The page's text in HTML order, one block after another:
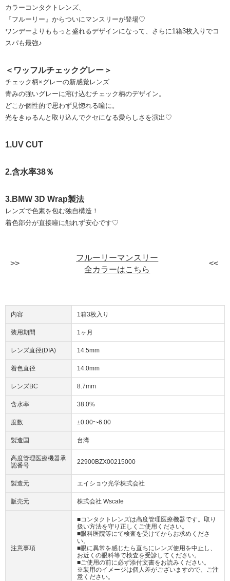
カラーコンタクトレンズ、
『フルーリー』からついにマンスリーが登場♡
ワンデーよりももっと盛れるデザインになって、さらに1箱3枚入りでコ
スパも最強♪
＜ワッフルチェックグレー＞
チェック柄×グレーの新感覚レンズ
⻘みの強いグレーに溶け込むチェック柄のデザイン。
どこか個性的で思わず見惚れる瞳に。
光をきゅるんと取り込んでクセになる愛らしさを演出♡
1.UV CUT
2.含水率38％
3.BMW 3D Wrap製法
レンズで色素を包む独自構造！
着色部分が直接瞳に触れず安心です♡
フルーリーマンスリー
全カラーはこちら
内容 1箱3枚入り
装用期間 1ヶ月
レンズ直径(DIA) 14.5mm
着色直径 14.0mm
レンズBC 8.7mm
含水率 38.0%
度数 ±0.00~-6.00
製造国 台湾
高度管理医療機器承
認番号
22900BZX00215000
製造元 エイショウ光学株式会社
販売元 株式会社 Wscale
注意事項
■コンタクトレンズは高度管理医療機器です。取り
扱い方法を守り正しくご使用ください。
■眼科医院等にて検査を受けてからお求めくださ
い。
■眼に異常を感じたら直ちにレンズ使用を中止し、
お近くの眼科等で検査を受診してください。
■ご使用の前に必ず添付文書をお読みください。
※装用のイメージは個人差がございますので、ご注
意ください。